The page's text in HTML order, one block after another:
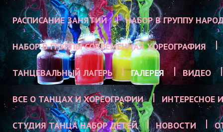
РАСПИСАНИЕ ЗАНЯТИЙ НАБОР В ГРУППУ
НАБОР В ГРУППЫ СОВРЕМЕННАЯ ХОРЕОГРАФИЯ
ТАНЦЕВАЛЬНЫЙ ЛАГЕРЬ ГАЛЕРЕЯ ВИДЕО
ВСЕ О ТАНЦАХ И ХОРЕОГРАФИИ ИНТЕРЕСНОЕ
СТУДИЯ ТАНЦА НАБОР ДЕТЕЙ НОВОСТИ